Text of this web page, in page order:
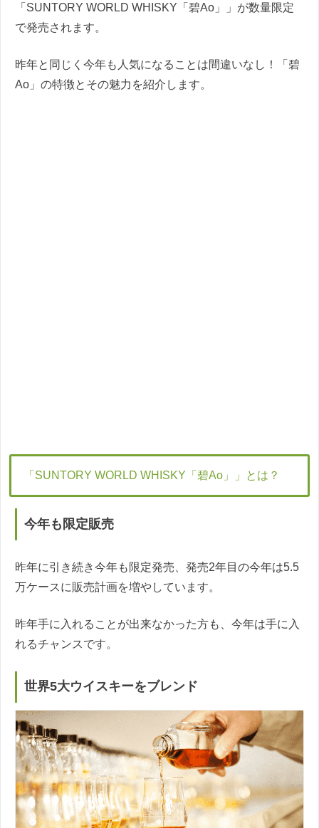
「SUNTORY WORLD WHISKY「碧Ao」」が数量限定
で発売されます。
昨年と同じく今年も人気になることは間違いなし！「碧
Ao」の特徴とその魅力を紹介します。
「SUNTORY WORLD WHISKY「碧Ao」」とは？
今年も限定販売
昨年に引き続き今年も限定発売、発売2年目の今年は5.5
万ケースに販売計画を増やしています。
昨年手に入れることが出来なかった方も、今年は手に入
れるチャンスです。
世界5大ウイスキーをブレンド